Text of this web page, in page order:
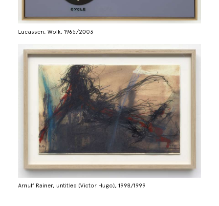
Lucassen, Wolk, 1965/2003
Arnulf Rainer, untitled (Victor Hugo), 1998/1999